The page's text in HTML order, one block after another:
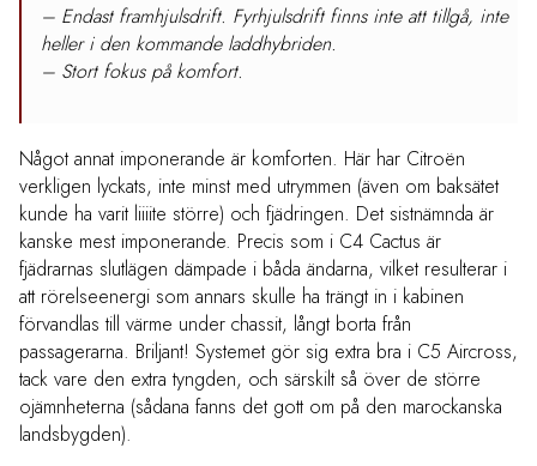
– Endast framhjulsdrift. Fyrhjulsdrift finns inte att tillgå, inte
heller i den kommande laddhybriden.
– Stort fokus på komfort.
Något annat imponerande är komforten. Här har Citroën
verkligen lyckats, inte minst med utrymmen (även om baksätet
kunde ha varit liiiite större) och fjädringen. Det sistnämnda är
kanske mest imponerande. Precis som i C4 Cactus är
fjädrarnas slutlägen dämpade i båda ändarna, vilket resulterar i
att rörelseenergi som annars skulle ha trängt in i kabinen
förvandlas till värme under chassit, långt borta från
passagerarna. Briljant! Systemet gör sig extra bra i C5 Aircross,
tack vare den extra tyngden, och särskilt så över de större
ojämnheterna (sådana fanns det gott om på den marockanska
landsbygden).